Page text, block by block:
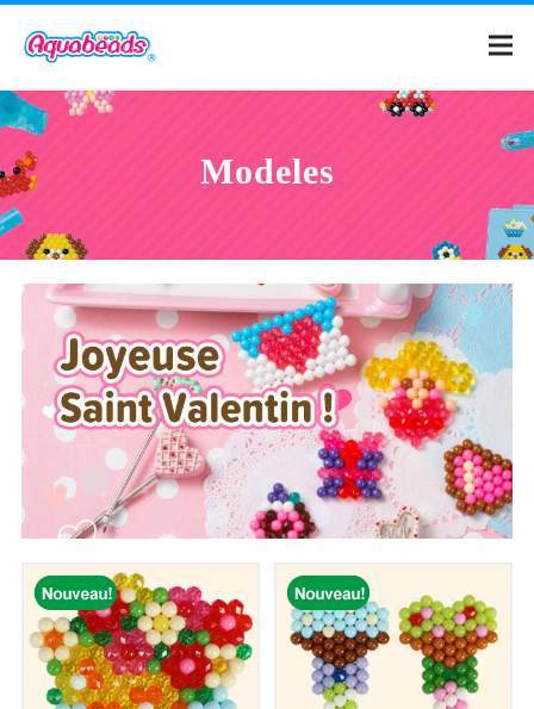
Qu'est-ce qu'Aquabeads ?
Vidéos
Pour les parents
Francais English
Modeles